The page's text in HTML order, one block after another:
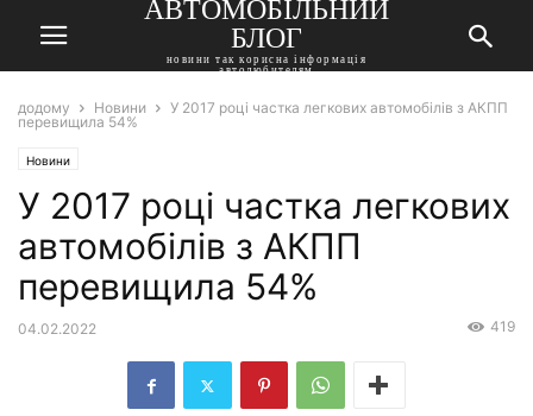
АВТОМОБІЛЬНИЙ
БЛОГ
новини так корисна інформація
автолюбителям
додому Новини
У 2017 році частка легкових автомобілів з АКПП
перевищила 54%
Новини
У 2017 році частка легкових
автомобілів з АКПП
перевищила 54%
04.02.2022 419